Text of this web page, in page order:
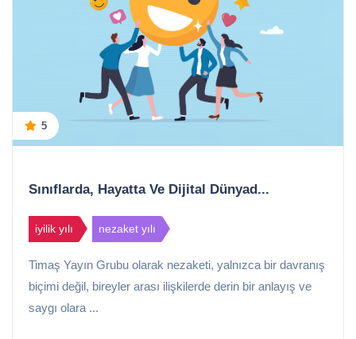
5
Sınıflarda, Hayatta Ve Dijital Dünyad...
iyilik yılı nezaket yılı
Timaş Yayın Grubu olarak nezaketi, yalnızca bir davranış
biçimi değil, bireyler arası ilişkilerde derin bir anlayış ve
saygı olara ...